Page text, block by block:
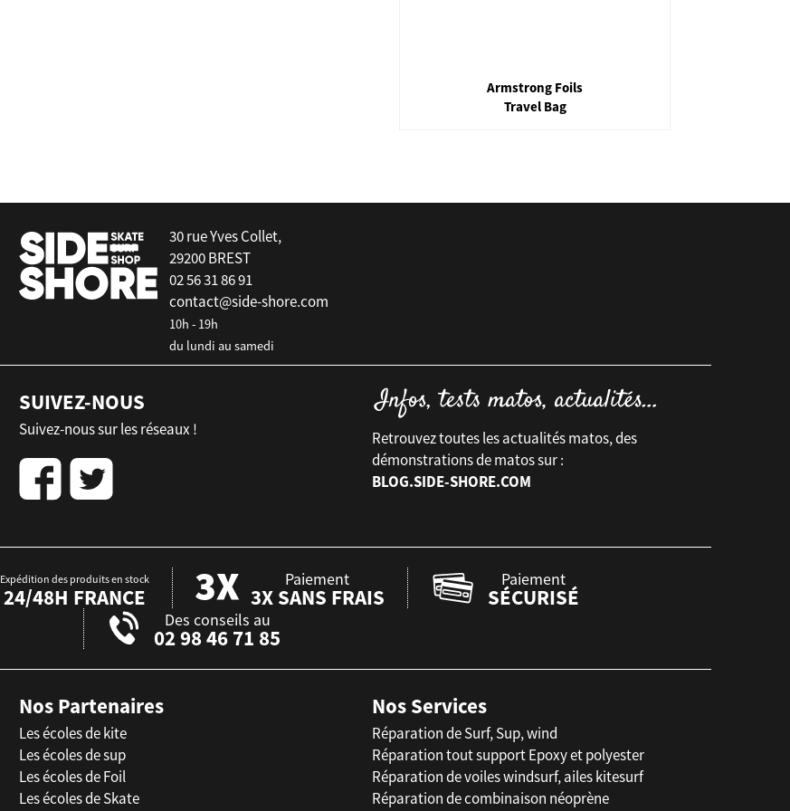
Armstrong Foils
Travel Bag
30 rue Yves Collet,
29200 BREST
02 56 31 86 91
contact@side-shore.com
10h - 19h
du lundi au samedi
SUIVEZ-NOUS
Suivez-nous sur les réseaux !
Retrouvez toutes les actualités matos, des
démonstrations de matos sur :
BLOG.SIDE-SHORE.COM
Expédition des produits en stock
24/48H FRANCE
Paiement
3X SANS FRAIS
Paiement
SÉCURISÉ
Des conseils au
02 98 46 71 85
Nos Partenaires
Les écoles de kite
Les écoles de sup
Les écoles de Foil
Les écoles de Skate
Nos Services
Réparation de Surf, Sup, wind
Réparation tout support Epoxy et polyester
Réparation de voiles windsurf, ailes kitesurf
Réparation de combinaison néoprène